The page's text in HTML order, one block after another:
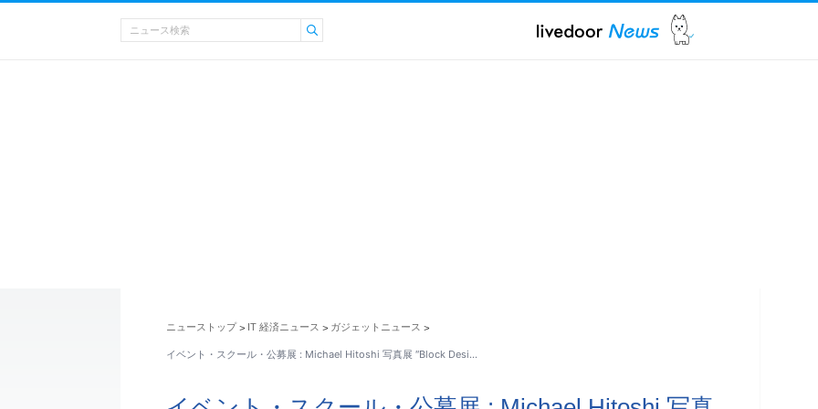
ニューストップ > IT 経済ニュース > ガジェットニュース >
イベント・スクール・公募展 : Michael Hitoshi 写真展 ″Block Desi…